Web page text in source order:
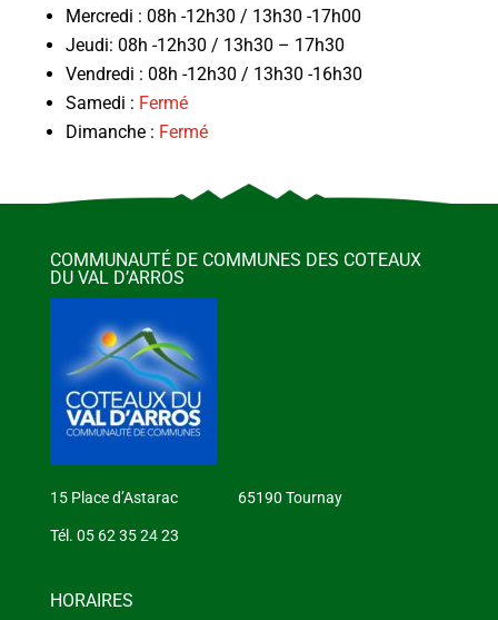
Mercredi : 08h -12h30 / 13h30 -17h00
Jeudi: 08h -12h30 / 13h30 – 17h30
Vendredi : 08h -12h30 / 13h30 -16h30
Samedi : Fermé
Dimanche : Fermé
COMMUNAUTÉ DE COMMUNES DES COTEAUX
DU VAL D’ARROS
15 Place d’Astarac 65190 Tournay
Tél. 05 62 35 24 23
HORAIRES